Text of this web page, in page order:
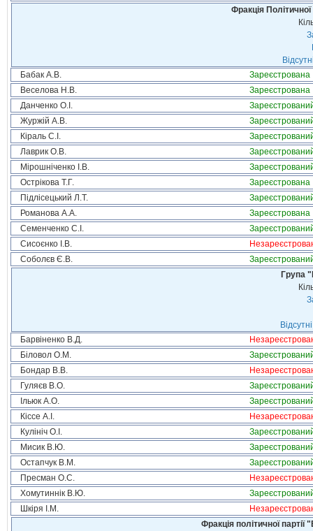
Фракція
Бабак А.В.
Зареєстрована
Веселова Н.В.
Зареєстрована
Данченко О.І.
Журжій А.В.
Кіраль С.І.
Лаврик О.В.
Мірошніченко І.В.
Острікова Т.Г.
Зареєстрована
Підлісецький Л.Т.
Романова А.А.
Зареєстрована
Семенченко С.І.
Сисоєнко І.В.
Соболєв Є.В.
Група
Барвіненко В.Д.
Біловол О.М.
Бондар В.В.
Гуляєв В.О.
Ільюк А.О.
Кіссе А.І.
Кулініч О.І.
Мисик В.Ю.
Остапчук В.М.
Пресман О.С.
Хомутиннік В.Ю.
Шкіря І.М.
Фракція політичної